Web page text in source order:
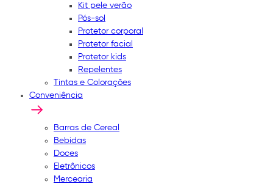
Kit pele verão
Pós-sol
Protetor corporal
Protetor facial
Protetor kids
Repelentes
Tintas e Colorações
Conveniência
Barras de Cereal
Bebidas
Doces
Eletrônicos
Mercearia